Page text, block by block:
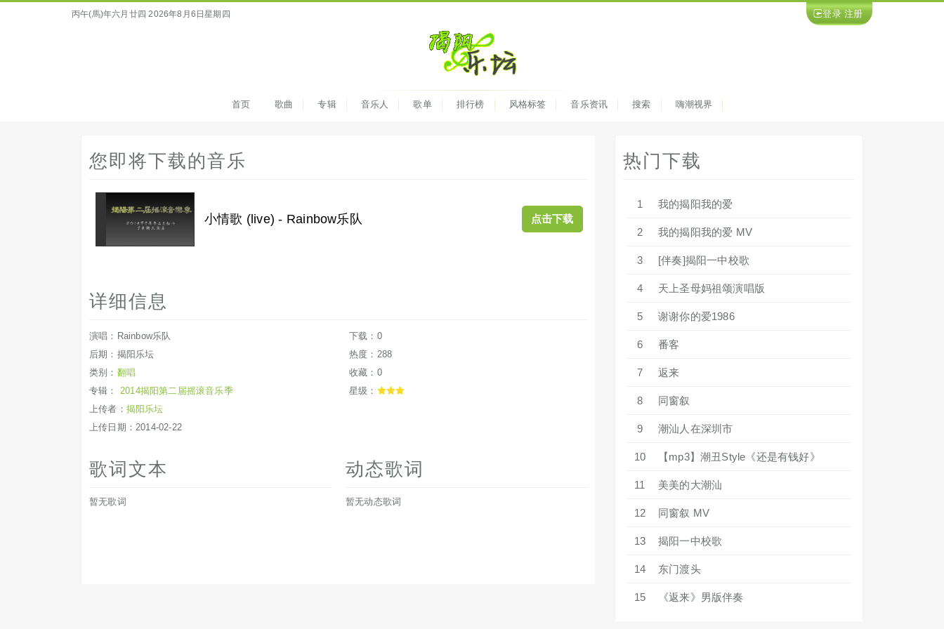
丙午(馬)年六月廿四 2026年8月6日星期四 登录 注册
首页 歌曲 专辑 音乐人 歌单 排行榜 风格标签 音乐资讯 搜索 嗨潮视界
您即将下载的音乐
小情歌 (live) - Rainbow乐队 点击下载
详细信息
演唱：Rainbow乐队
后期：揭阳乐坛
类别： 翻唱
专辑： 2014揭阳第二届摇滚音乐季
上传者： 揭阳乐坛
上传日期：2014-02-22
下载：0
热度：288
收藏：0
星级：
歌词文本
暂无歌词
动态歌词
暂无动态歌词
热门下载
1 我的揭阳我的爱
2 我的揭阳我的爱 MV
3 [伴奏]揭阳一中校歌
4 天上圣母妈祖颂演唱版
5 谢谢你的爱1986
6 番客
7 返来
8 同窗叙
9 潮汕人在深圳市
10 【mp3】潮丑Style《还是有钱好》
11 美美的大潮汕
12 同窗叙 MV
13 揭阳一中校歌
14 东门渡头
15 《返来》男版伴奏